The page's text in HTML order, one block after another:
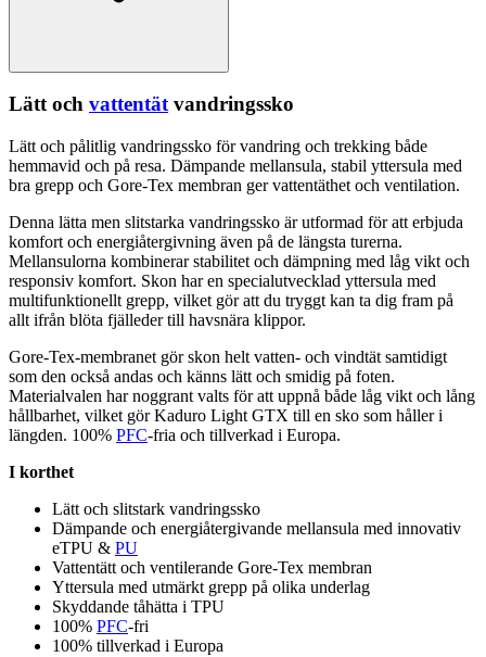
Lätt och vattentätvandringssko
Lätt och pålitlig vandringssko för vandring och trekking både
hemmavid och på resa. Dämpande mellansula, stabil yttersula med
bra grepp och Gore-Tex membran gervattentäthet och ventilation.
Denna lätta men slitstarka vandringssko är utformad för att erbjuda
komfort och energiåtergivning även på de längsta turerna.
Mellansulorna kombinerar stabilitet och dämpning med låg vikt och
responsiv komfort. Skon har en specialutvecklad yttersula med
multifunktionellt grepp, vilket gör att du tryggt kan ta dig fram på
allt ifrån blöta fjälleder till havsnära klippor.
Gore-Tex-membranet gör skon helt vatten- och vindtät samtidigt
som den också andas och känns lätt och smidig på foten.
Materialvalen har noggrant valts för att uppnå både låg vikt och lång
hållbarhet, vilket gör Kaduro Light GTX till en sko som håller i
längden. 100% PFC-fria och tillverkad i Europa.
I korthet
Lätt och slitstark vandringssko
Dämpande och energiåtergivande mellansula med innovativ
eTPU & PU
Vattentätt och ventilerande Gore-Tex membran
Yttersula med utmärkt grepp på olika underlag
Skyddande tåhätta i TPU
100% PFC-fri
100% tillverkad i Europa